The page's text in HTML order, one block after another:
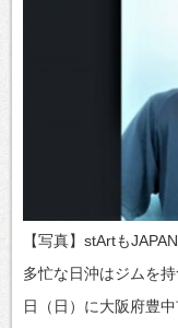
【写真】stArtも
多忙な日沖はジムを
日（日）に大阪府豊